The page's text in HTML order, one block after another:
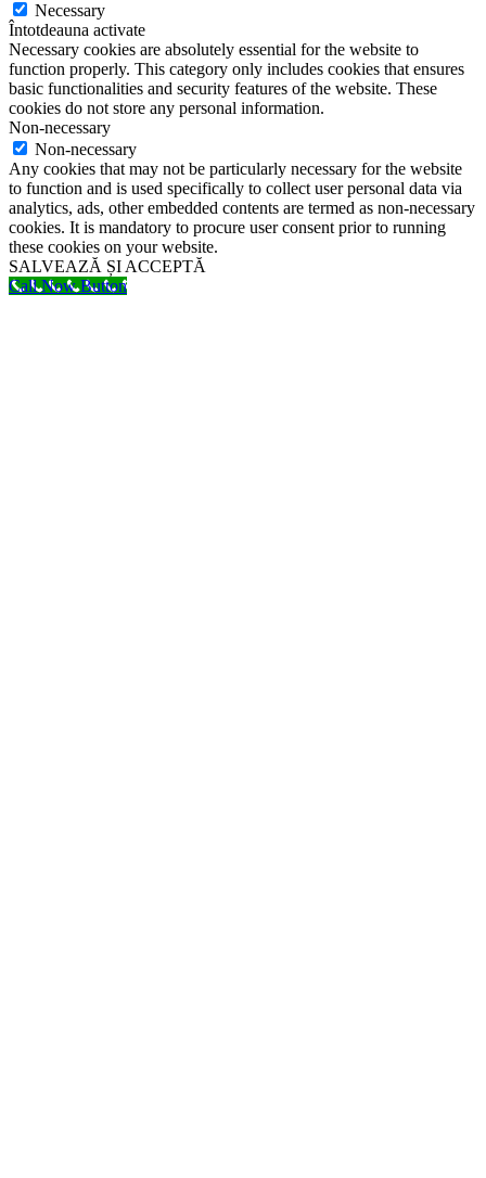
Necessary
Întotdeauna activate
Necessary cookies are absolutely essential for the website to
function properly. This category only includes cookies that ensures
basic functionalities and security features of the website. These
cookies do not store any personal information.
Non-necessary
Non-necessary
Any cookies that may not be particularly necessary for the website
to function and is used specifically to collect user personal data via
analytics, ads, other embedded contents are termed as non-necessary
cookies. It is mandatory to procure user consent prior to running
these cookies on your website.
SALVEAZĂ ȘI ACCEPTĂ
Call Now Button